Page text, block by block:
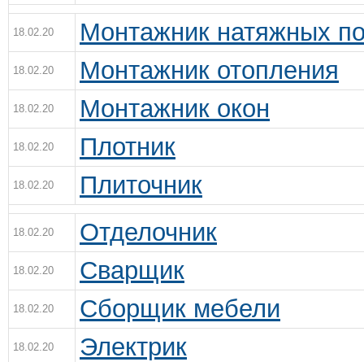
18.02.20 Монтажник натяжных
18.02.20 Монтажник отопления
18.02.20 Монтажник окон
18.02.20 Плотник
18.02.20 Плиточник
18.02.20 Отделочник
18.02.20 Сварщик
18.02.20 Сборщик мебели
18.02.20 Электрик